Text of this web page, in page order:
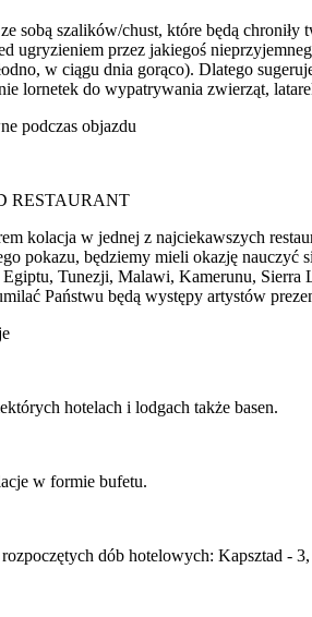
sobą szalików/chust, które będą
ugryzieniem przez jakiegoś
w ciągu dnia gorąco). Dlatego
lornetek do wypatrywania zwierząt,
podczas objazdu
RESTAURANT
kolacja w jednej z najciekawszych
pokazu, będziemy mieli okazję
Tunezji, Malawi, Kamerunu,
Państwu będą występy artystów
hotelach i lodgach także basen.
w formie bufetu.
dób hotelowych: Kapsztad -